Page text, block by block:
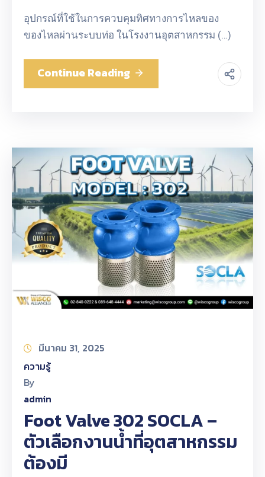
อุปกรณ์ที่ใช้ในการควบคุมทิศทางการไหลของ
ของไหลผ่านระบบท่อ ในโรงงานอุตสาหกรรม (…)
Continue Reading
มีนาคม 31, 2025
ความรู้
By
admin
Foot Valve 302 SOCLA –
ตัวเลือกงานน้ำที่อุตสาหกรรม
ต้องมี